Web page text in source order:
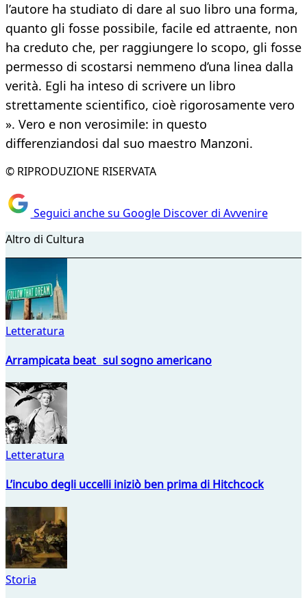
l’autore ha studiato di dare al suo libro una forma,
quanto gli fosse possibile, facile ed attraente, non
ha creduto che, per raggiungere lo scopo, gli fosse
permesso di scostarsi nemmeno d’una linea dalla
verità. Egli ha inteso di scrivere un libro
strettamente scientifico, cioè rigorosamente vero
». Vero e non verosimile: in questo
differenziandosi dal suo maestro Manzoni.
© RIPRODUZIONE RISERVATA
Seguici anche su Google Discover di Avvenire
Altro di Cultura
Letteratura
Arrampicata beat sul sogno americano
Letteratura
L’incubo degli uccelli iniziò ben prima di Hitchcock
Storia